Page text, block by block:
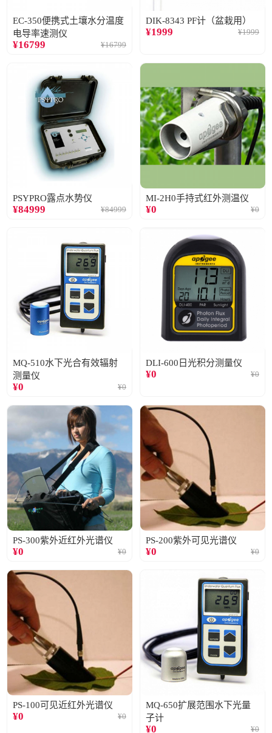
EC-350便携式土壤水分温度
电导率速测仪
¥16799 ¥16799
DIK-8343 PF计（盆栽用）
¥1999 ¥1999
PSYPRO露点水势仪
¥84999 ¥84999
MI-2H0手持式红外测温仪
¥0 ¥0
MQ-510水下光合有效辐射
测量仪
¥0 ¥0
DLI-600日光积分测量仪
¥0 ¥0
PS-300紫外近红外光谱仪
¥0 ¥0
PS-200紫外可见光谱仪
¥0 ¥0
PS-100可见近红外光谱仪
¥0 ¥0
MQ-650扩展范围水下光量
子计
¥0 ¥0